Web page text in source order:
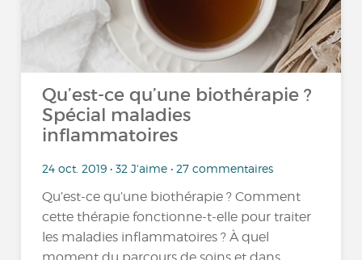
Qu’est-ce qu’une biothérapie ?
Spécial maladies
inflammatoires
24 oct. 2019 • 32 J'aime • 27 commentaires
Qu’est-ce qu’une biothérapie ? Comment
cette thérapie fonctionne-t-elle pour traiter
les maladies inflammatoires ? À quel